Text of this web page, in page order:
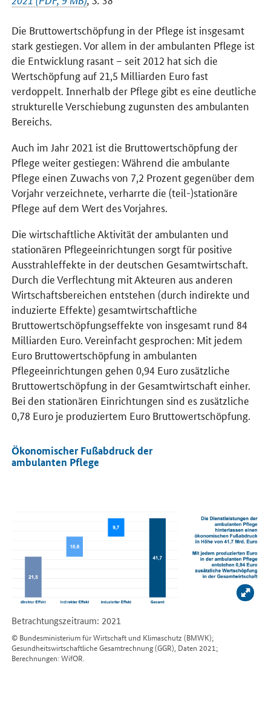
Die Bruttowertschöpfung in der Pflege ist insgesamt
stark gestiegen. Vor allem in der ambulanten Pflege ist
die Entwicklung rasant – seit 2012 hat sich die
Wertschöpfung auf 21,5 Milliarden Euro fast
verdoppelt. Innerhalb der Pflege gibt es eine deutliche
strukturelle Verschiebung zugunsten des ambulanten
Bereichs.
Auch im Jahr 2021 ist die Bruttowertschöpfung der
Pflege weiter gestiegen: Während die ambulante
Pflege einen Zuwachs von 7,2 Prozent gegenüber dem
Vorjahr verzeichnete, verharrte die (teil-)stationäre
Pflege auf dem Wert des Vorjahres.
Die wirtschaftliche Aktivität der ambulanten und
stationären Pflegeeinrichtungen sorgt für positive
Ausstrahleffekte in der deutschen Gesamtwirtschaft.
Durch die Verflechtung mit Akteuren aus anderen
Wirtschaftsbereichen entstehen (durch indirekte und
induzierte Effekte) gesamtwirtschaftliche
Bruttowertschöpfungseffekte von insgesamt rund 84
Milliarden Euro. Vereinfacht gesprochen: Mit jedem
Euro Bruttowertschöpfung in ambulanten
Pflegeeinrichtungen gehen 0,94 Euro zusätzliche
Bruttowertschöpfung in der Gesamtwirtschaft einher.
Bei den stationären Einrichtungen sind es zusätzliche
0,78 Euro je produziertem Euro Bruttowertschöpfung.
Ökonomischer Fußabdruck der
ambulanten Pflege
Bild
Betrachtungszeitraum: 2021
© Bundesministerium für Wirtschaft und Klimaschutz (BMWK);
Gesundheitswirtschaftliche Gesamtrechnung (GGR), Daten 2021;
Berechnungen: WifOR.